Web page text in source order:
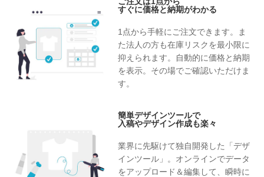
すぐに価格と納期がわかる
1点から手軽にご注文できます。ま
た法人の方も在庫リスクを最小限に
抑えられます。自動的に価格と納期
を表示。その場でご確認いただけま
す。
簡単デザインツールで
入稿やデザイン作成も楽々
業界に先駆けて独自開発した「デザ
インツール」。オンラインでデータ
をアップロード＆編集して、瞬時に